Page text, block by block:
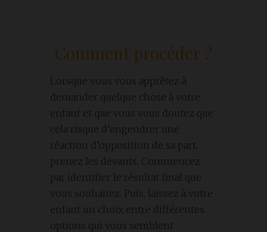
Comment procéder ?
Lorsque vous vous apprêtez à
demander quelque chose à votre
enfant et que vous vous doutez que
cela risque d’engendrer une
réaction d’opposition de sa part,
prenez les devants. Commencez
par identifier le résultat final que
vous souhaitez. Puis, laissez à votre
enfant un choix entre différentes
options qui vous semblent